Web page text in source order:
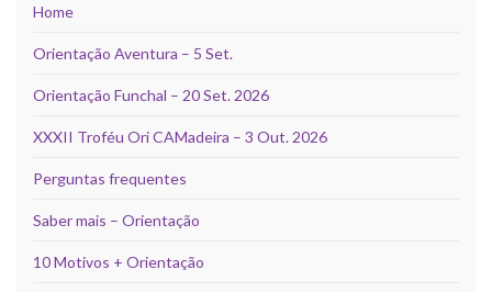
Home
Orientação Aventura – 5 Set.
Orientação Funchal – 20 Set. 2026
XXXII Troféu Ori CAMadeira – 3 Out. 2026
Perguntas frequentes
Saber mais – Orientação
10 Motivos + Orientação